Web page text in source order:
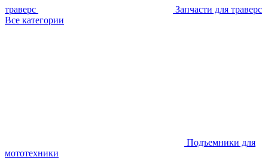
траверс
Запчасти для траверс
Все категории
Подъемники для
мототехники